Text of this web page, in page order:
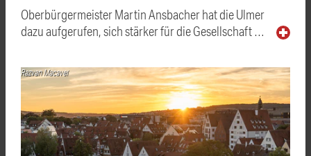
Oberbürgermeister Martin Ansbacher hat die Ulmer
dazu aufgerufen, sich stärker für die Gesellschaft …
Razvan Macavei